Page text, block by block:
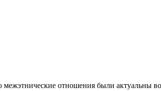
межэтнические отношения были актуальны